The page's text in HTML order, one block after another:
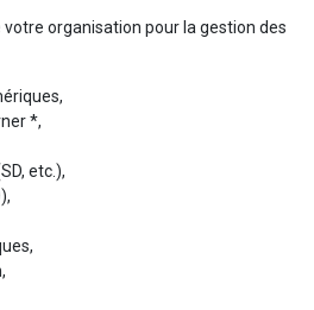
organisation pour la gestion des
*,
etc.),